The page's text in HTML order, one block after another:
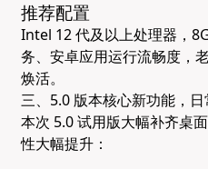
推荐配置
Intel 12 代及以上处理器，
务、安卓应用运行流畅度，
焕活。
三、5.0 版本核心新功能，
本次 5.0 试用版大幅补齐桌
性大幅提升：